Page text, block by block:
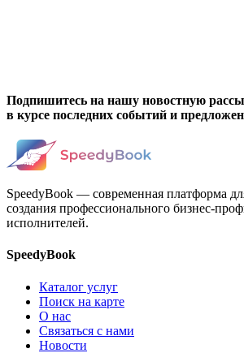
Подпишитесь на нашу новостную
в курсе последних событий и
SpeedyBook — современная платформа
создания профессионального бизнес-
исполнителей.
SpeedyBook
Каталог услуг
Поиск на карте
О нас
Связаться с нами
Новости